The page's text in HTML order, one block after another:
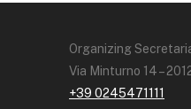
Organizing
Via Minturno 14 –
+39 0245471111